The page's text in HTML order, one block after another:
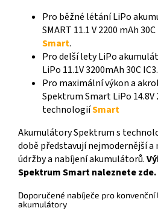
Pro běžné létání LiPo
SMART 11.1 V 2200 mAh
Smart.
Pro delší lety LiPo
LiPo 11.1V 3200mAh 30C IC3.
Pro maximální výkon a
Spektrum Smart LiPo 14.8V
technologiíSmart
Akumulátory Spektrum s
době představují nejmodernější a
údržby a nabíjení akumulátorů.
Spektrum Smart naleznete zde.
Doporučené nabíječe pro konvenční
akumulátory